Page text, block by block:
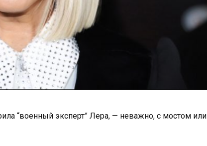
“военный эксперт” Лера, — неважно, с мостом или